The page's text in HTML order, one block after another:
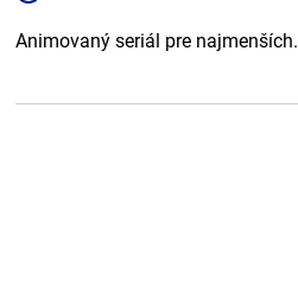
Animovaný seriál pre najmenších.